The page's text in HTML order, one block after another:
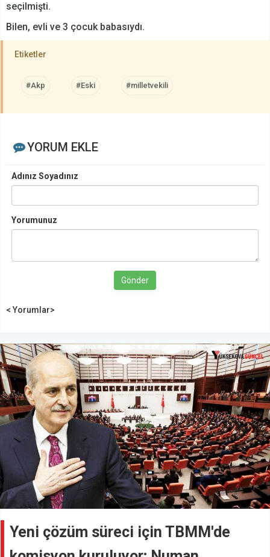
seçilmişti.
Bilen, evli ve 3 çocuk babasıydı.
Etiketler
#Akp #Eski #milletvekili
YORUM EKLE
Adınız Soyadınız
Yorumunuz
Gönder
< Yorumlar>
Yeni çözüm süreci için TBMM'de